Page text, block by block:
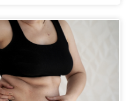
生醫跟你說如何挑選有